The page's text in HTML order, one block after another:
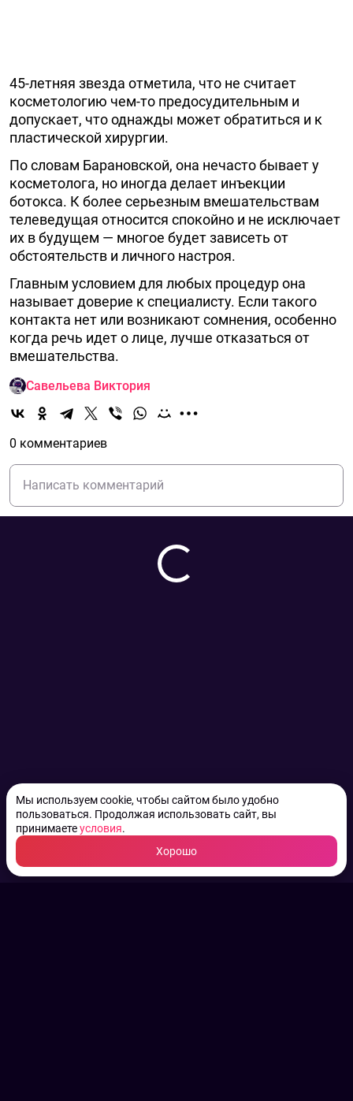
Мы используем cookie, чтобы сайтом было удобно
пользоваться. Продолжая использовать сайт, вы
принимаетеусловия.
Хорошо
45-летняя звезда отметила, что не считает
косметологию чем-то предосудительным и
допускает, что однажды может обратиться и к
пластической хирургии.
По словам Барановской, она нечасто бывает у
косметолога, но иногда делает инъекции
ботокса. К более серьезным вмешательствам
телеведущая относится спокойно и не исключает
их в будущем — многое будет зависеть от
обстоятельств и личного настроя.
Главным условием для любых процедур она
называет доверие к специалисту. Если такого
контакта нет или возникают сомнения, особенно
когда речь идет о лице, лучше отказаться от
вмешательства.
Савельева Виктория
0 комментариев